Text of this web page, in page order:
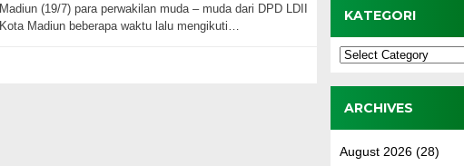
Madiun (19/7) para perwakilan muda – muda dari DPD LDII
Kota Madiun beberapa waktu lalu mengikuti…
KATEGORI
Kategori
ARCHIVES
August 2026(28)